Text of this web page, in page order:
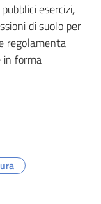
esercizi,
di suolo per
regolamenta
in forma